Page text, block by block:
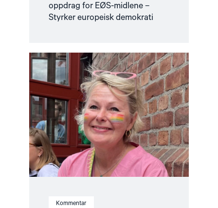
oppdrag for EØS-midlene –
Styrker europeisk demokrati
Kommentar
Read
article
"Fortsatt
er
ingen
fri
før
alle
er
fri"